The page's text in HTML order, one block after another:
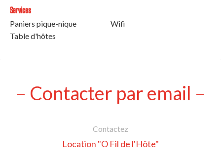
Services
Paniers pique-nique
Table d'hôtes
Wifi
Contacter par email
Contactez
Location "O Fil de l'Hôte"